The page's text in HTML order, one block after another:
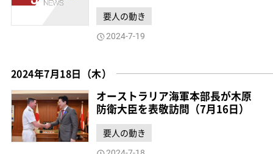
要人の動き
2024-7-19
2024年7月18日（木）
オーストラリア海軍本部長が木原
防衛大臣を表敬訪問（7月16日）
要人の動き